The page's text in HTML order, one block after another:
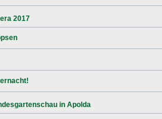
2017
in Apolda